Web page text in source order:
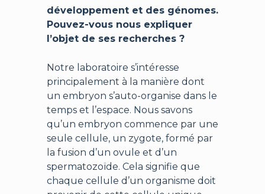
développement et des génomes.
Pouvez-vous nous expliquer
l’objet de ses recherches ?
Notre laboratoire s’intéresse
principalement à la manière dont
un embryon s’auto-organise dans le
temps et l’espace. Nous savons
qu’un embryon commence par une
seule cellule, un zygote, formé par
la fusion d’un ovule et d’un
spermatozoïde. Cela signifie que
chaque cellule d’un organisme doit